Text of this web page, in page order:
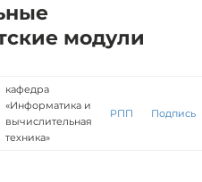
модули
кафедра
«Информатика и
вычислительная
техника»
РПП Подпись